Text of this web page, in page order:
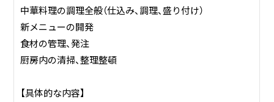
中華料理の調理全般（仕込み、調理、盛り付け）
新メニューの開発
食材の管理、発注
厨房内の清掃、整理整頓
【具体的な内容】